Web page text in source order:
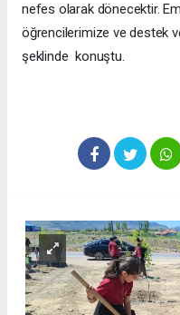
nefes olarak dönecektir.
öğrencilerimize ve destek
şeklinde konuştu.